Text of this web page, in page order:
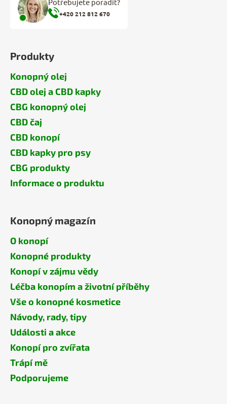
+420 212 812 670
Produkty
Konopný olej
CBD olej a CBD kapky
CBG konopný olej
CBD čaj
CBD konopí
CBD kapky pro psy
CBG produkty
Informace o produktu
Konopný magazín
O konopí
Konopné produkty
Konopí v zájmu vědy
Léčba konopím a životní příběhy
Vše o konopné kosmetice
Návody, rady, tipy
Události a akce
Konopí pro zvířata
Trápí mě
Podporujeme